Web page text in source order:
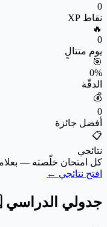
0
نقاط XP
🔥
0
يوم متتالٍ
🎯
0%
الدقّة
💰
0
أفضل جائزة
📋
نتائجي
كل امتحان خلّصته —
افتح نتائجي ←
جدولي الدراسي